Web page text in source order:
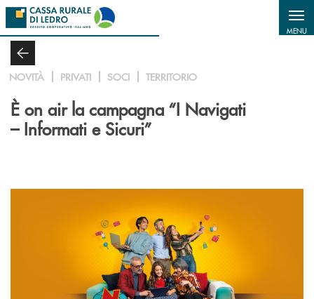
Salta al contenuto principale
MENU
NOVITÀ PRIVATI SOCI TERRITORIO
È on air la campagna “I Navigati
– Informati e Sicuri”